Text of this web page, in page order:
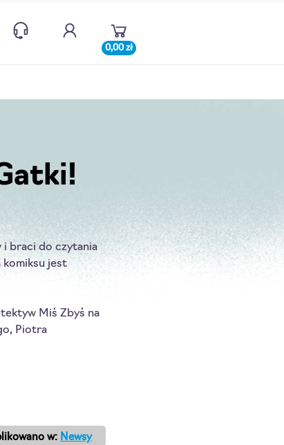
0,00 zł
i braci do czytania
komiksu jest
Miś Zbyś na
Piotra
w: Newsy